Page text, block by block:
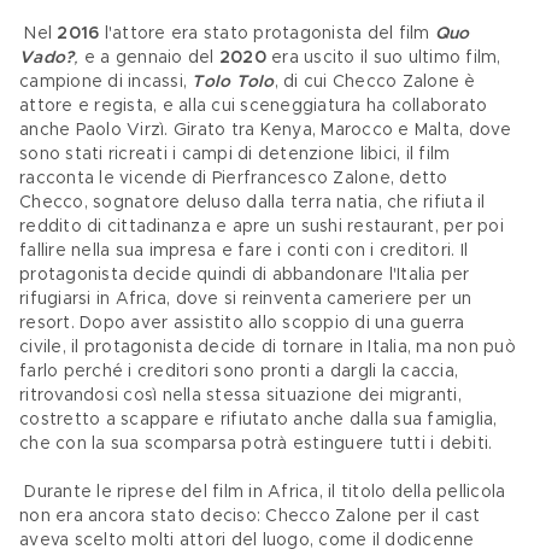
Nel 2016 l'attore era stato protagonista del film Quo
Vado?, e a gennaio del 2020 era uscito il suo ultimo film,
campione di incassi, Tolo Tolo, di cui Checco Zalone è
attore e regista, e alla cui sceneggiatura ha collaborato
anche Paolo Virzì. Girato tra Kenya, Marocco e Malta, dove
sono stati ricreati i campi di detenzione libici, il film
racconta le vicende di Pierfrancesco Zalone, detto
Checco, sognatore deluso dalla terra natia, che rifiuta il
reddito di cittadinanza e apre un sushi restaurant, per poi
fallire nella sua impresa e fare i conti con i creditori. Il
protagonista decide quindi di abbandonare l'Italia per
rifugiarsi in Africa, dove si reinventa cameriere per un
resort. Dopo aver assistito allo scoppio di una guerra
civile, il protagonista decide di tornare in Italia, ma non può
farlo perché i creditori sono pronti a dargli la caccia,
ritrovandosi così nella stessa situazione dei migranti,
costretto a scappare e rifiutato anche dalla sua famiglia,
che con la sua scomparsa potrà estinguere tutti i debiti.
non era ancora stato deciso: Checco Zalone per il cast
aveva scelto molti attori del luogo, come il dodicenne